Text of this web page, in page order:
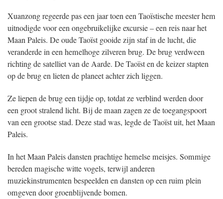
Xuanzong regeerde pas een jaar toen een Taoïstische meester hem
uitnodigde voor een ongebruikelijke excursie – een reis naar het
Maan Paleis. De oude Taoïst gooide zijn staf in de lucht, die
veranderde in een hemelhoge zilveren brug. De brug verdween
richting de satelliet van de Aarde. De Taoïst en de keizer stapten
op de brug en lieten de planeet achter zich liggen.
Ze liepen de brug een tijdje op, totdat ze verblind werden door
een groot stralend licht. Bij de maan zagen ze de toegangspoort
van een grootse stad. Deze stad was, legde de Taoïst uit, het Maan
Paleis.
In het Maan Paleis dansten prachtige hemelse meisjes. Sommige
bereden magische witte vogels, terwijl anderen
muziekinstrumenten bespeelden en dansten op een ruim plein
omgeven door groenblijvende bomen.